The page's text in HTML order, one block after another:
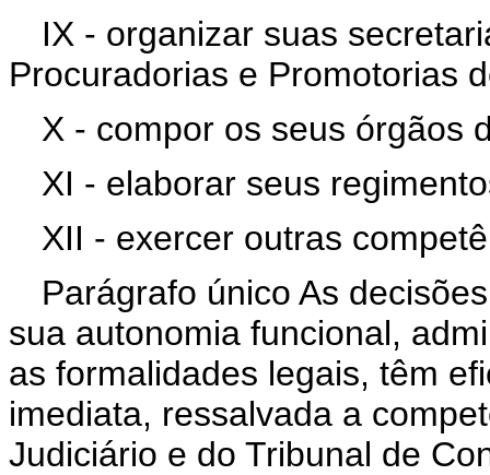
IX - organizar suas
Procuradorias e Promotorias
X - compor os seus órgãos
XI - elaborar seus
XII - exercer outras
Parágrafo único As
sua autonomia funcional,
as formalidades legais, têm
imediata, ressalvada a
Judiciário e do Tribunal de